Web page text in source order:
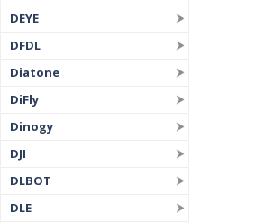
DEYE
DFDL
Diatone
DiFly
Dinogy
DJI
DLBOT
DLE